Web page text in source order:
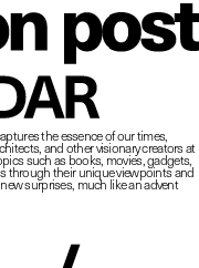
the essence of our times,
and other visionary creators at
such as books, movies, gadgets,
through their unique viewpoints and
surprises, much like an advent